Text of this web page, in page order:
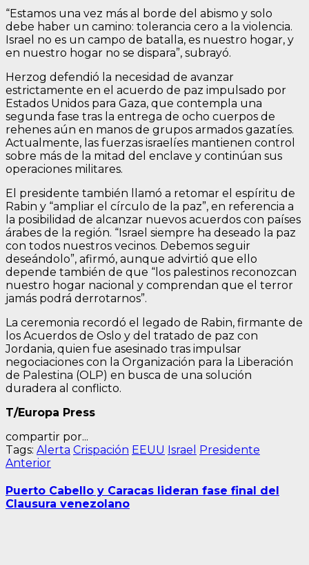
“Estamos una vez más al borde del abismo y solo
debe haber un camino: tolerancia cero a la violencia.
Israel no es un campo de batalla, es nuestro hogar, y
en nuestro hogar no se dispara”, subrayó.
Herzog defendió la necesidad de avanzar
estrictamente en el acuerdo de paz impulsado por
Estados Unidos para Gaza, que contempla una
segunda fase tras la entrega de ocho cuerpos de
rehenes aún en manos de grupos armados gazatíes.
Actualmente, las fuerzas israelíes mantienen control
sobre más de la mitad del enclave y continúan sus
operaciones militares.
El presidente también llamó a retomar el espíritu de
Rabin y “ampliar el círculo de la paz”, en referencia a
la posibilidad de alcanzar nuevos acuerdos con países
árabes de la región. “Israel siempre ha deseado la paz
con todos nuestros vecinos. Debemos seguir
deseándolo”, afirmó, aunque advirtió que ello
depende también de que “los palestinos reconozcan
nuestro hogar nacional y comprendan que el terror
jamás podrá derrotarnos”.
La ceremonia recordó el legado de Rabin, firmante de
los Acuerdos de Oslo y del tratado de paz con
Jordania, quien fue asesinado tras impulsar
negociaciones con la Organización para la Liberación
de Palestina (OLP) en busca de una solución
duradera al conflicto.
T/Europa Press
compartir por...
Tags: Alerta Crispación EEUU Israel Presidente
Navegación
de
entradas
AnteriorEntrada
Puerto Cabello y Caracas lideran fase final del
Clausura venezolano